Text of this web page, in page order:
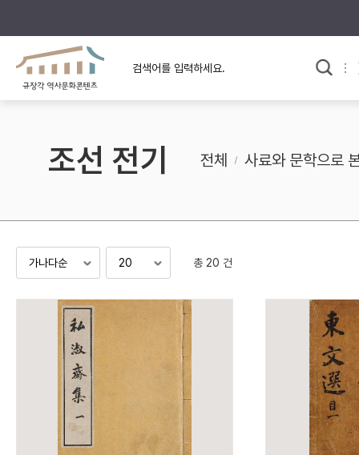
규장각의 어제와 오늘
규장각 소개영상
사료와 문학으로 본
고대
조선 후기
검색 연산자 사용안내
“정조”와 “정약
“정조” 또는 “
조선 전기 전체 사료와 문학으로
총 20 건